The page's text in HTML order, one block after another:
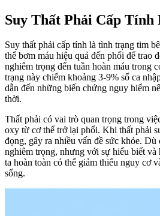
Suy Thất Phải Cấp Tính
Suy thất phải cấp tính là tình trạng tim
thể bơm máu hiệu quả đến phổi để trao
nghiêm trọng đến tuần hoàn máu trong
trạng này chiếm khoảng 3-9% số ca
dẫn đến những biến chứng nguy hiểm
thời.
Thất phải có vai trò quan trọng trong
oxy từ cơ thể trở lại phổi. Khi thất phải
đọng, gây ra nhiều vấn đề sức khỏe. Dù
nghiêm trọng, nhưng với sự hiểu biết và
ta hoàn toàn có thể giảm thiểu nguy cơ
sống.